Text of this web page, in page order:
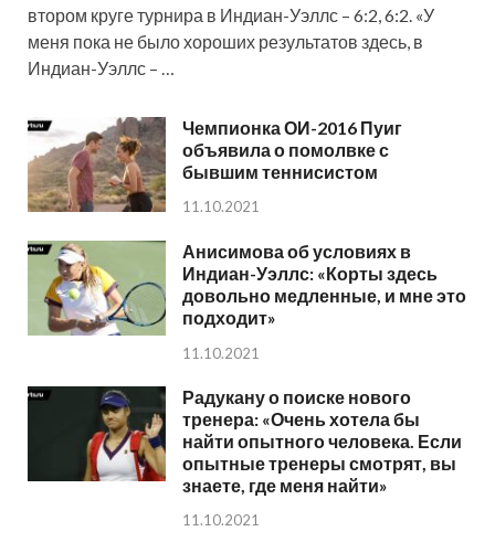
втором круге турнира в Индиан-Уэллс – 6:2, 6:2. «У
меня пока не было хороших результатов здесь, в
Индиан-Уэллс – …
Чемпионка ОИ-2016 Пуиг
объявила о помолвке с
бывшим теннисистом
11.10.2021
Анисимова об условиях в
Индиан-Уэллс: «Корты здесь
довольно медленные, и мне это
подходит»
11.10.2021
Радукану о поиске нового
тренера: «Очень хотела бы
найти опытного человека. Если
опытные тренеры смотрят, вы
знаете, где меня найти»
11.10.2021